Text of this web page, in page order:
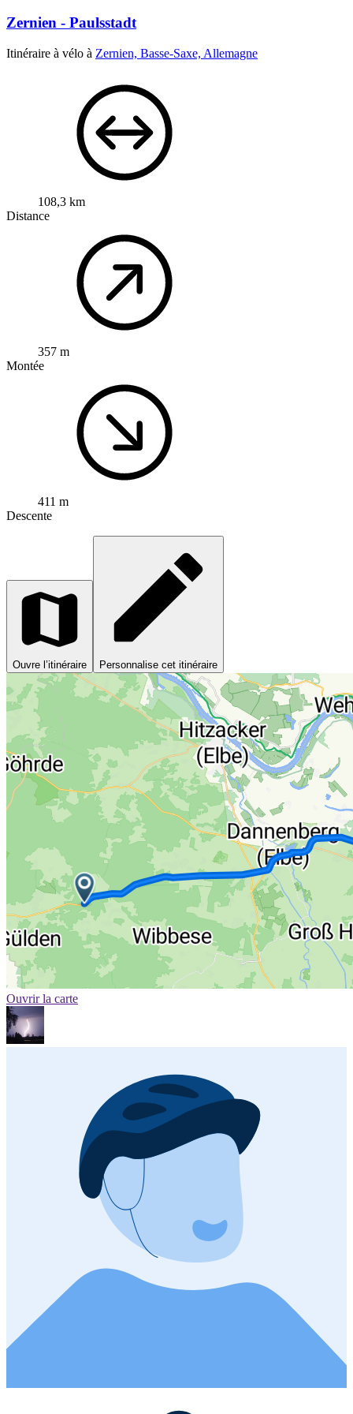
Zernien - Paulsstadt
Itinéraire à vélo à Zernien, Basse-Saxe, Allemagne
108,3 km
Distance
357 m
Montée
411 m
Descente
Ouvre l’itinéraire Personnalise cet itinéraire
Ouvrir la carte